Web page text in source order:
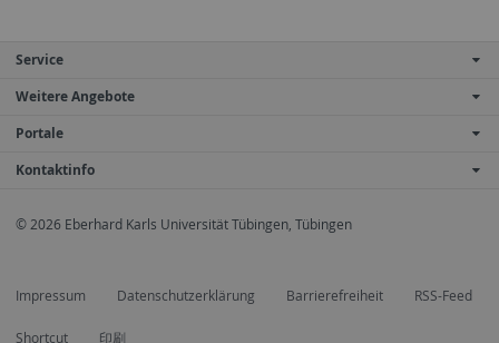
Service
Weitere Angebote
Portale
Kontaktinfo
© 2026 Eberhard Karls Universität Tübingen, Tübingen
Impressum Datenschutzerklärung Barrierefreiheit RSS-Feed
Shortcut 印刷